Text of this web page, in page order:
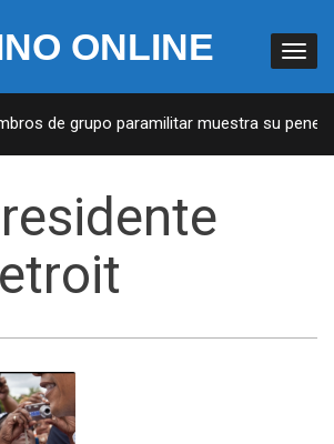
ONLINE
de grupo paramilitar muestra su